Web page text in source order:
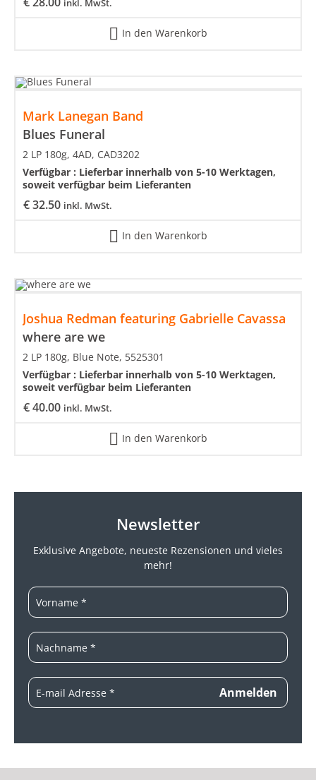
inkl. MwSt.
In den Warenkorb
Mark Lanegan Band
Blues Funeral
€32.50 inkl. MwSt.
2 LP 180g, 4AD, CAD3202
Verfügbar : Lieferbar innerhalb von 5-10 Werktagen,
soweit verfügbar beim Lieferanten
In den Warenkorb
Joshua Redman featuring Gabrielle Cavassa
where are we
€40.00 inkl. MwSt.
2 LP 180g, Blue Note, 5525301
Verfügbar : Lieferbar innerhalb von 5-10 Werktagen,
soweit verfügbar beim Lieferanten
In den Warenkorb
Newsletter
Exklusive Angebote, neueste Rezensionen und vieles
mehr!